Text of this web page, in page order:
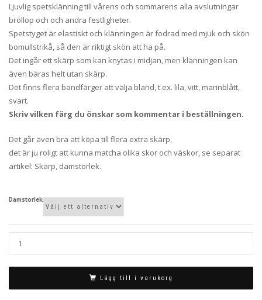
Ljuvlig spetsklänning till vårens och sommarens alla avslutningar
bröllop och och andra festligheter.
Spetstyget är elastiskt och klänningen är fodrad med mjuk och skön
bomullstrikå, så den är riktigt skön att ha på.
Det ingår ett skärp som kan knytas i midjan, men klänningen kan
även bäras helt utan skärp.
Det finns flera bandfärger att välja bland, t.ex. lila, vitt, marinblått,
svart.
Skriv vilken färg du önskar som kommentar i beställningen.
Det går även bra att köpa till flera extra skärp,
det är ju roligt att kunna matcha olika skor och väskor, se separat
artikel: Skärp, damstorlek.
Damstorlek
Lägg till i varukorg